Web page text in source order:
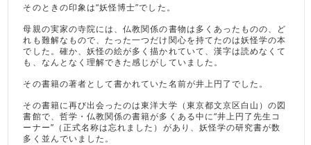
そのときの印象は“妖怪博士”でした。
母親の実家の寺院には、仏教関係の書物は多くあったものの、ど
れも難解なもので、たった一つだけ関心を持てたのは妖怪学の本
でした。確か、妖怪の絵が多く描かれていて、漢字は読めなくて
も、なんとなく理解できた感じがしていました。
その書籍の著者として書かれていた名前が井上円了でした。
その書籍に再び出会ったのは東洋大学（東京都文京区白山）の図
書館で、哲学・仏教関係の書籍が多くある中に“井上円了先生コ
ーナー”（正式名称は忘れました）があり、妖怪学の研究書が数
多く並んでいました。